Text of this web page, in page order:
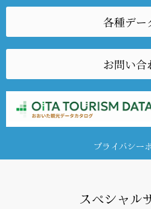
各種デー
お問い合
プライバシー
スペシャル